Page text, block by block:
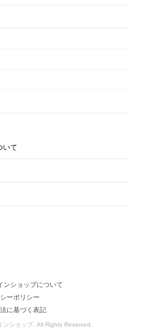
いて
ンショップについて
ーポリシー
に基づく表記
ショップ. All Rights Reserved.